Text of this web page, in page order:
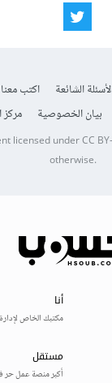
الشائعة اكتب معنا
بيان الخصوصية مركز
licensed underCC
otherwise.